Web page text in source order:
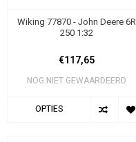
Wiking 77870 - John Deere 6R
250 1:32
€117,65
NOG NIET GEWAARDEERD
OPTIES